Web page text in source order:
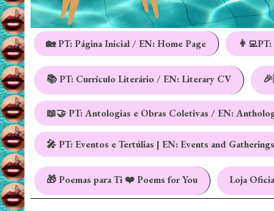
🏡 PT: Página Inicial / EN: Home Page
📚 PT: Currículo Literário / EN: Literary CV
📖🤝 PT: Antologias e Obras Coletivas / EN:
🎤 PT: Eventos e Tertúlias | EN: Events and Gatherings
🎁 Poemas para Ti ❤️ Poems for You Loja